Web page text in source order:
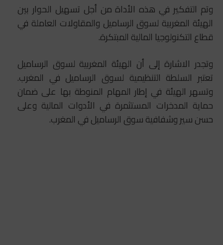
وتم التفكير في هذه الأداة من أجل تسهيل الحوار بين
الهيئة المغربية لسوق الرساميل والمقاولات العاملة في
قطاع التكنولوجيا المالية المبتكرة.
وتجدر الاشارة إلى أن الهيئة المغربية لسوق الرساميل
تعتبر السلطة التنظيمية لسوق الرساميل في المغرب.
وتسهر الهيئة في إطار المهام المنوطة بها على ضمان
حماية المدخرات المستثمرة في الأدوات المالية وعلى
حسن سير وشفافية سوق الرساميل في المغرب.